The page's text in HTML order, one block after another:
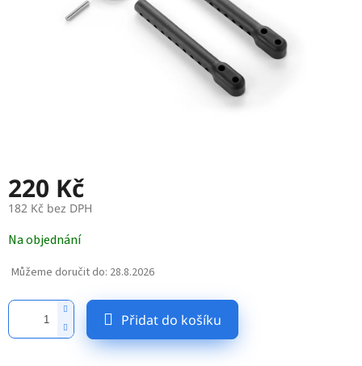
220 Kč
182 Kč bez DPH
cena:
Na objednání
Můžeme doručit do: 28.8.2026
Přidat do košíku